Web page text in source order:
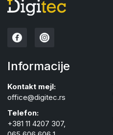
Informacije
Kontakt mejl:
office@digitec.rs
Telefon:
+381 11 4207 307,